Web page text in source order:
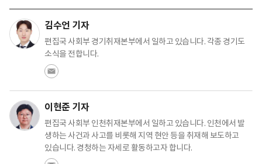
김수언 기자
편집국 사회부 경기취재본부에서 일하고 있습니다. 각종 경기도
소식을 전합니다.
이현준 기자
편집국 사회부 인천취재본부에서 일하고 있습니다. 인천에서 발
생하는 사건과 사고를 비롯해 지역 현안 등을 취재해 보도하고
있습니다. 경청하는 자세로 활동하고자 합니다.